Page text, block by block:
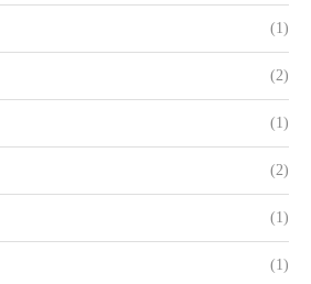
(1)
(2)
(1)
(2)
(1)
(1)